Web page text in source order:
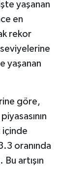
yaşanan
en
rekor
yaşanan
göre,
içinde
oranında
artışın